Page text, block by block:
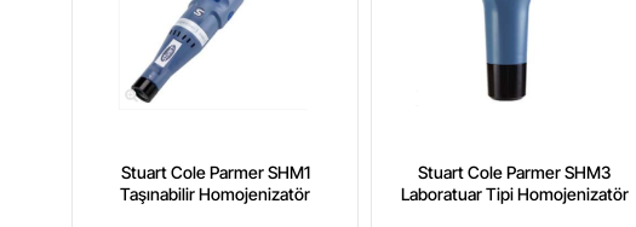
Stuart Cole Parmer SHM1
Taşınabilir Homojenizatör
Stuart Cole Parmer SHM3
Laboratuar Tipi Homojenizatör